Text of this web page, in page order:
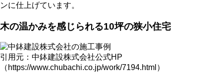
ンに仕上げています。
木の温かみを感じられる10坪の狭小住宅
引用元：中鉢建設株式会社公式HP
（https://www.chubachi.co.jp/work/7194.html）